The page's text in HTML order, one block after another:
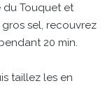
du Touquet et
sel, recouvrez
20 min.
taillez les en